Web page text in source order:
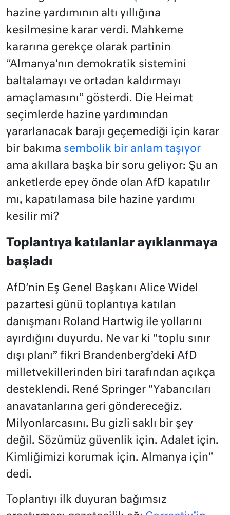
hazine yardımının altı yıllığına
kesilmesine karar verdi. Mahkeme
kararına gerekçe olarak partinin
“Almanya’nın demokratik sistemini
baltalamayı ve ortadan kaldırmayı
amaçlamasını” gösterdi. Die Heimat
seçimlerde hazine yardımından
yararlanacak barajı geçemediği için karar
bir bakıma sembolik bir anlam taşıyor
ama akıllara başka bir soru geliyor: Şu an
anketlerde epey önde olan AfD kapatılır
mı, kapatılamasa bile hazine yardımı
kesilir mi?
Toplantıya katılanlar ayıklanmaya
başladı
AfD’nin Eş Genel Başkanı Alice Widel
pazartesi günü toplantıya katılan
danışmanı Roland Hartwig ile yollarını
ayırdığını duyurdu. Ne var ki “toplu sınır
dışı planı” fikri Brandenberg’deki AfD
milletvekillerinden biri tarafından açıkça
desteklendi. René Springer “Yabancıları
anavatanlarına geri göndereceğiz.
Milyonlarcasını. Bu gizli saklı bir şey
değil. Sözümüz güvenlik için. Adalet için.
Kimliğimizi korumak için. Almanya için”
dedi.
Toplantıyı ilk duyuran bağımsız